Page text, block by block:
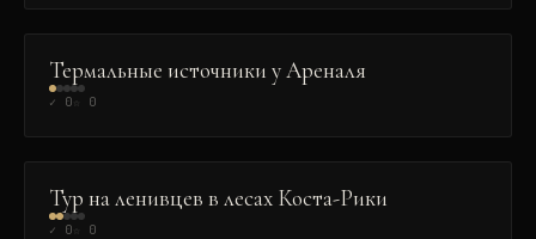
ДУХОВНОЕ
Термальные источники у Ареналя
✓ 0 0
ПРИРОДА
Тур на ленивцев в лесах Коста-Рики
✓ 0 0